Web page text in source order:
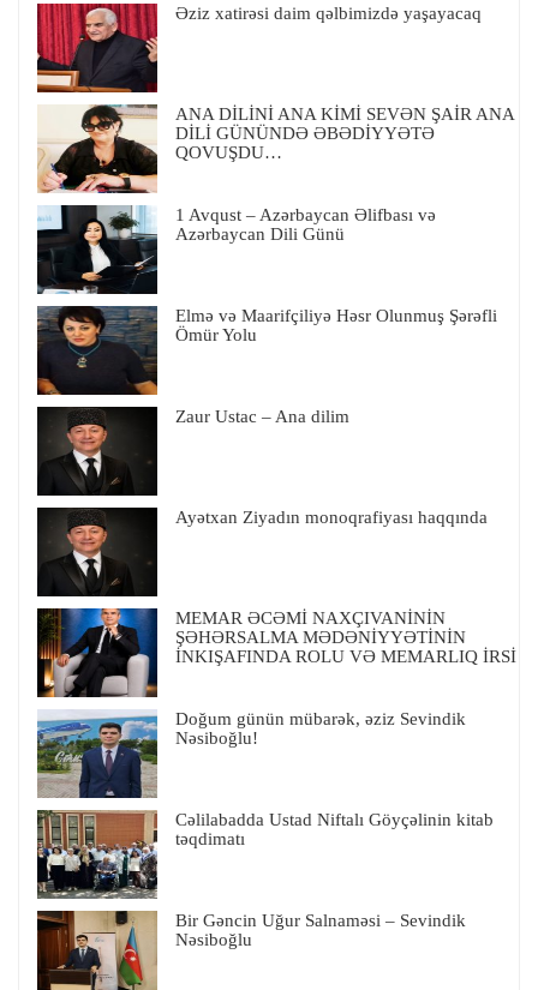
Əziz xatirəsi daim qəlbimizdə yaşayacaq
ANA DİLİNİ ANA KİMİ SEVƏN ŞAİR ANA
DİLİ GÜNÜNDƏ ƏBƏDİYYƏTƏ
QOVUŞDU…
1 Avqust – Azərbaycan Əlifbası və
Azərbaycan Dili Günü
Elmə və Maarifçiliyə Həsr Olunmuş Şərəfli
Ömür Yolu
Zaur Ustac – Ana dilim
Ayətxan Ziyadın monoqrafiyası haqqında
MEMAR ƏCƏMİ NAXÇIVANİNİN
ŞƏHƏRSALMA MƏDƏNİYYƏTİNİN
İNKIŞAFINDA ROLU VƏ MEMARLIQ İRSİ
Doğum günün mübarək, əziz Sevindik
Nəsiboğlu!
Cəlilabadda Ustad Niftalı Göyçəlinin kitab
təqdimatı
Bir Gəncin Uğur Salnaməsi – Sevindik
Nəsiboğlu